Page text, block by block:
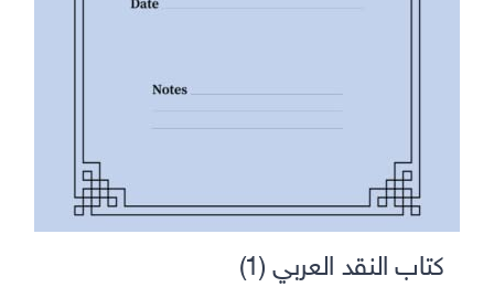
كتاب النقد العربي (1)